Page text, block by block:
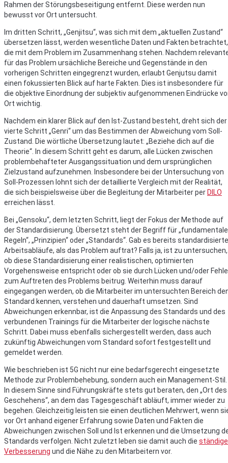
Rahmen der Störungsbeseitigung entfernt. Diese werden nun
bewusst vor Ort untersucht.
Im dritten Schritt, „Genjitsu“, was sich mit dem „aktuellen Zustand“
übersetzen lässt, werden wesentliche Daten und Fakten betrachtet,
die mit dem Problem im Zusammenhang stehen. Nachdem
für das Problem ursächliche Bereiche und Gegenstände in den
vorherigen Schritten eingegrenzt wurden, erlaubt Genjutsu damit
einen fokussierten Blick auf harte Fakten. Dies ist insbesondere für
die objektive Einordnung der subjektiv aufgenommenen Eindrücke
Ort wichtig.
Nachdem ein klarer Blick auf den Ist-Zustand besteht, dreht sich der
vierte Schritt „Genri“ um das Bestimmen der Abweichung vom Soll-
Zustand. Die wörtliche Übersetzung lautet: „Beziehe dich auf die
Theorie“. In diesem Schritt geht es darum, alle Lücken zwischen
problembehafteter Ausgangssituation und dem ursprünglichen
Zielzustand aufzunehmen. Insbesondere bei der Untersuchung von
Soll-Prozessen lohnt sich der detaillierte Vergleich mit der Realität,
die sich beispielsweise über die Begleitung der Mitarbeiter per DILO
erreichen lässt.
Bei „Gensoku“, dem letzten Schritt, liegt der Fokus der Methode auf
der Standardisierung. Übersetzt steht der Begriff für „fundamentale
Regeln“, „Prinzipien“ oder „Standards“. Gab es bereits standardisierte
Arbeitsabläufe, als das Problem auftrat? Falls ja, ist zu untersuchen,
ob diese Standardisierung einer realistischen, optimierten
Vorgehensweise entspricht oder ob sie durch Lücken und/oder
zum Auftreten des Problems beitrug. Weiterhin muss darauf
eingegangen werden, ob die Mitarbeiter im untersuchten Bereich
Standard kennen, verstehen und dauerhaft umsetzen. Sind
Abweichungen erkennbar, ist die Anpassung des Standards und des
verbundenen Trainings für die Mitarbeiter der logische nächste
Schritt. Dabei muss ebenfalls sichergestellt werden, dass auch
zukünftig Abweichungen vom Standard sofort festgestellt und
gemeldet werden.
Wie beschrieben ist 5G nicht nur eine bedarfsgerecht eingesetzte
Methode zur Problembehebung, sondern auch ein Management-Stil.
In diesem Sinne sind Führungskräfte stets gut beraten, den „Ort des
Geschehens“, an dem das Tagesgeschäft abläuft, immer wieder zu
begehen. Gleichzeitig leisten sie einen deutlichen Mehrwert, wenn
vor Ort anhand eigener Erfahrung sowie Daten und Fakten die
Abweichungen zwischen Soll und Ist erkennen und die Umsetzung
Standards verfolgen. Nicht zuletzt leben sie damit auch die ständige
Verbesserung und die Nähe zu den Mitarbeitern vor.